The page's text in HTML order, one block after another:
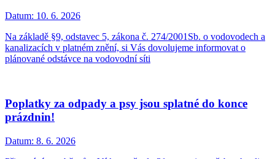
Datum: 10. 6. 2026
Na základě §9, odstavec 5, zákona č. 274/2001Sb. o vodovodech a
kanalizacích v platném znění, si Vás dovolujeme informovat o
plánované odstávce na vodovodní síti
Poplatky za odpady a psy jsou splatné do konce
prázdnin!
Datum: 8. 6. 2026